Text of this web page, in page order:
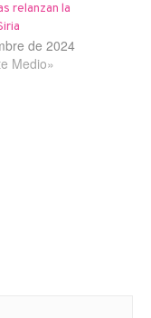
relanzan la
de 2024
Medio»